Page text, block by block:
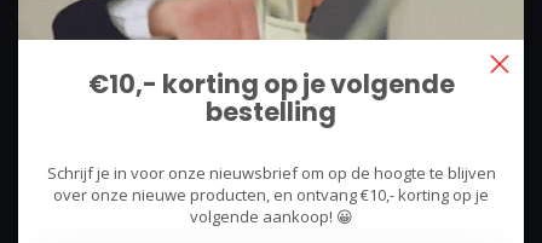
We use what we sell, that's the difference!
Hullerpad 13Q
6741 PA
Lunteren, Nederland
€10,- korting op je volgende
bestelling
Schrijf je in voor onze nieuwsbrief om op de hoogte te blijven
over onze nieuwe producten, en ontvang €10,- korting op je
volgende aankoop! 😀